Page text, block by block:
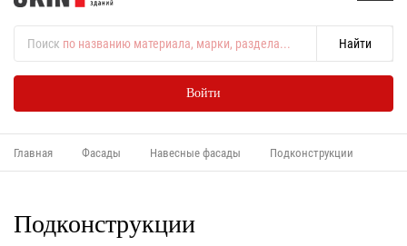
Поиск по названию материала, марки, раздела...
Войти
Главная Фасады Навесные фасады Подконструкции
Подконструкции